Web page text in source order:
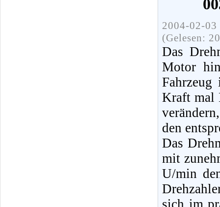
2004-02-
(Gelesen:
Das
Motor
Kraft mal
den
Das
mit
U/min
sich im